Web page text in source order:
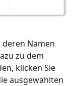
deren Namen
zu dem
klicken Sie
ausgewählten